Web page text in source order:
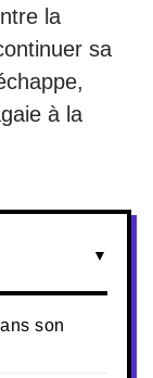
la
sa
à la
son